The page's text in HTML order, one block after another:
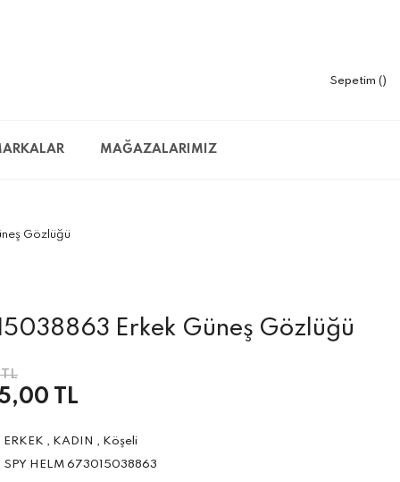
Sepetim
MAĞAZALARIMIZ
Gözlüğü
Erkek Güneş Gözlüğü
TL
TL
ERKEK , KADIN , Köşeli
SPY HELM 673015038863